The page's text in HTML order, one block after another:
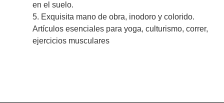
en el suelo.
5. Exquisita mano de obra, inodoro y colorido.
Artículos esenciales para yoga, culturismo, correr,
ejercicios musculares